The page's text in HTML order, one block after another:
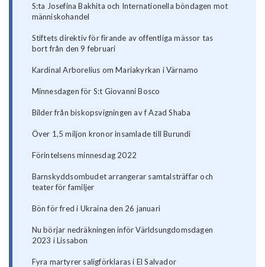
S:ta Josefina Bakhita och Internationella böndagen mot
människohandel
Stiftets direktiv för firande av offentliga mässor tas
bort från den 9 februari
Kardinal Arborelius om Mariakyrkan i Värnamo
Minnesdagen för S:t Giovanni Bosco
Bilder från biskopsvigningen av f Azad Shaba
Över 1,5 miljon kronor insamlade till Burundi
Förintelsens minnesdag 2022
Barnskyddsombudet arrangerar samtalsträffar och
teater för familjer
Bön för fred i Ukraina den 26 januari
Nu börjar nedräkningen inför Världsungdomsdagen
2023 i Lissabon
Fyra martyrer saligförklaras i El Salvador